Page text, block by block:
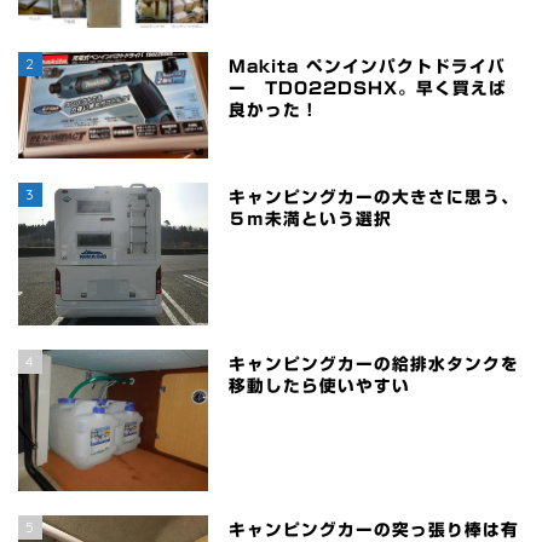
2
Makita ペンインパクトドライバ
ー TD022DSHX。早く買えば
良かった！
3
キャンピングカーの大きさに思う、
５ｍ未満という選択
4
キャンピングカーの給排水タンクを
移動したら使いやすい
5 キャンピングカーの突っ張り棒は有